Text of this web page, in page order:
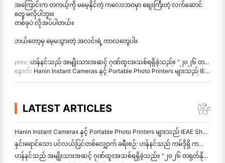
အကြောင်းက တကယ့်ကို မမေ့နိုင်တဲ့ ကလေးဘဝမှာ စျေးကြီးတဲ့ လက်ဆောင်
တွေ မလိုပါဘူး။
တစ်ခုပဲ လိုအပ်ပါတယ်။
ဘယ်တော့မှ မေ့မသွားတဲ့ အလင်းရဲ့ ကာလတွေပါ။
prev: ဟန်နင်သည် အမျိုးသားအဆင့် ဂုဏ်ထူးအသစ်ရရှိခဲ့သည်။ "၂၀၂၆ တရုတ်နိုင်ငံတွင် ထုတ်လုပ်ထားသည် · စားသုံးသူများမှ ယုံ
နောက်: Hanin Instant Cameras နှင့် Portable Photo Printers များသည် IEAE Shenzhen 2026 တွင် စိတ်ဝင်စားမှုကြီးကို ဆွဲဆောင်သည်။
LATEST ARTICLES ပိုပြီး
Hanin Instant Cameras နှင့် Portable Photo Printers များသည် IEAE Shenzhen 2026 တွင် စိတ်ဝင်စားမှုကြီးကို ဆွဲဆောင်သည်။
နှင်းရောင်သော ပင်လယ်ပြင်တစ်လျှောက် ခရီးစဉ်: ဟန်နင်သည် ကမ်ဒိုရှိ ကလေးများအား ဓာတ်ပုံပညာရေးအစီ
ဟန်နင်သည် အမျိုးသားအဆင့် ဂုဏ်ထူးအသစ်ရရှိခဲ့သည်။ "၂၀၂၆ တရုတ်နိုင်ငံတွင် ထုတ်လုပ်ထားသည် · စားသုံးသူများမှ ယုံ